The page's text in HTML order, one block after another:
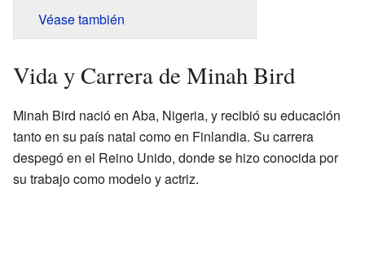
Véase también
Vida y Carrera de Minah Bird
Minah Bird nació en Aba, Nigeria, y recibió su educación
tanto en su país natal como en Finlandia. Su carrera
despegó en el Reino Unido, donde se hizo conocida por
su trabajo como modelo y actriz.